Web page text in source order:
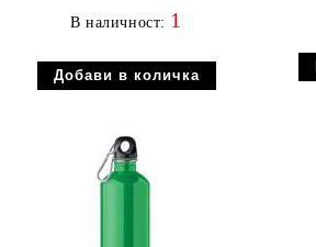
В наличност: 1